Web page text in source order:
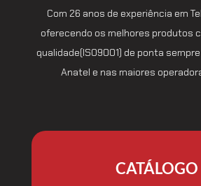
Com 26 anos de experiência em
oferecendo os melhores produtos
qualidade(ISO9001) de ponta
Anatel e nas maiores
CATÁLOGO